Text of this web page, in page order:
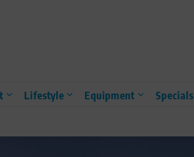
Lifestyle Equipment Specials